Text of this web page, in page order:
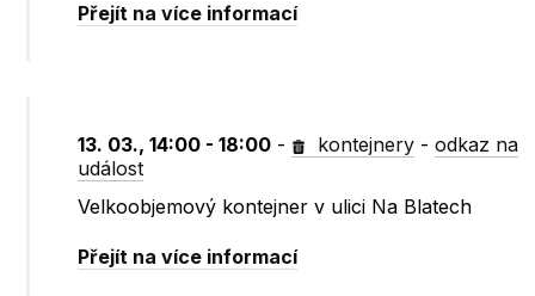
Přejít na více informací
13. 03., 14:00 - 18:00 - kontejnery -odkaz na
událost
Velkoobjemový kontejner v ulici Na Blatech
Přejít na více informací